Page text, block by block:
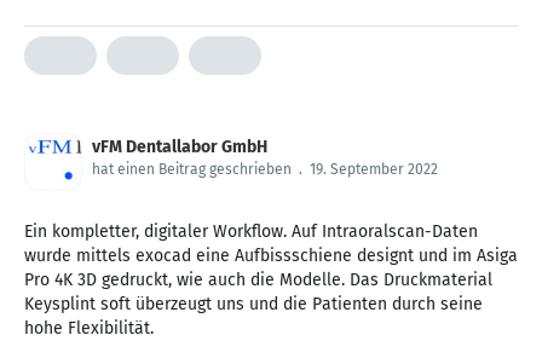
vFM Dentallabor GmbH
hat einen Beitrag geschrieben . 19. September 2022
Ein kompletter, digitaler Workflow. Auf Intraoralscan-Daten
wurde mittels exocad eine Aufbissschiene designt und im Asiga
Pro 4K 3D gedruckt, wie auch die Modelle. Das Druckmaterial
Keysplint soft überzeugt uns und die Patienten durch seine
hohe Flexibilität.